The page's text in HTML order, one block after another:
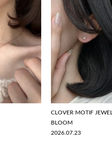
CLOVER MOTIF
BLOOM
2026.07.23